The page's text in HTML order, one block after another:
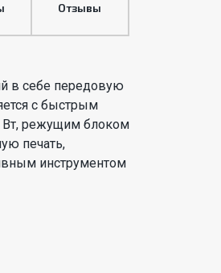
Отзывы
в себе передовую
с быстрым
Вт, режущим блоком
печать,
инструментом